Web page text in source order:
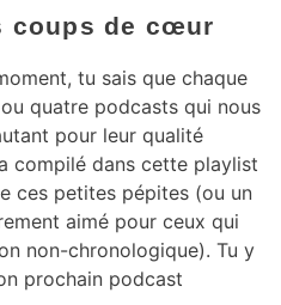
coups de cœur
tu sais que chaque
quatre podcasts qui nous
pour leur qualité
compilé dans cette playlist
ces petites pépites (ou un
aimé pour ceux qui
non-chronologique). Tu y
prochain podcast